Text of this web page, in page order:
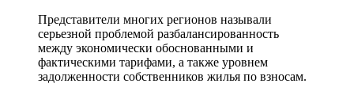
Представители многих регионов называли
серьезной проблемой разбалансированность
между экономически обоснованными и
фактическими тарифами, а также уровнем
задолженности собственников жилья по взносам.